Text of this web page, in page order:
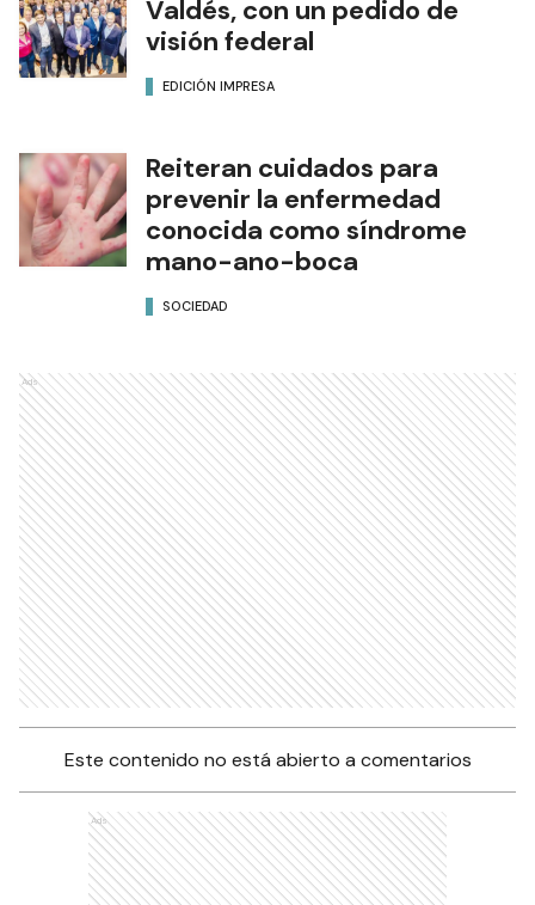
Valdés, con un pedido de
visión federal
EDICIÓN IMPRESA
Reiteran cuidados para
prevenir la enfermedad
conocida como síndrome
mano-ano-boca
SOCIEDAD
Ads
Este contenido no está abierto a comentarios
Ads